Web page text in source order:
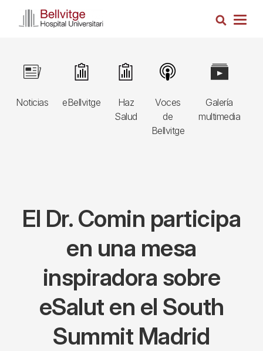
Busca
Navegació
principal
3r
Noticias
Image
eBellvitge
Image
Haz
Salud
Image
Voces
de
Bellvitge
Image
Galería
multimedia
Image
El Dr. Comin participa
en una mesa
inspiradora sobre
eSalut en el South
Summit Madrid